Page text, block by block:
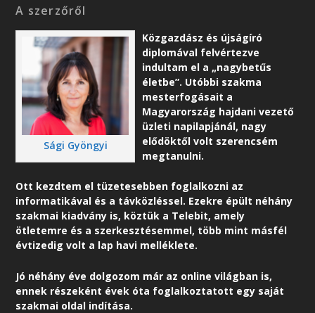
A szerzőről
Sági Gyöngyi
Közgazdász és újságíró
diplomával felvértezve
indultam el a „nagybetűs
életbe”. Utóbbi szakma
mesterfogásait a
Magyarország hajdani vezető
üzleti napilapjánál, nagy
elődöktől volt szerencsém
megtanulni.
Ott kezdtem el tüzetesebben foglalkozni az
informatikával és a távközléssel. Ezekre épült néhány
szakmai kiadvány is, köztük a Telebit, amely
ötletemre és a szerkesztésemmel, több mint másfél
évtizedig volt a lap havi melléklete.
Jó néhány éve dolgozom már az online világban is,
ennek részeként évek óta foglalkoztatott egy saját
szakmai oldal indítása.